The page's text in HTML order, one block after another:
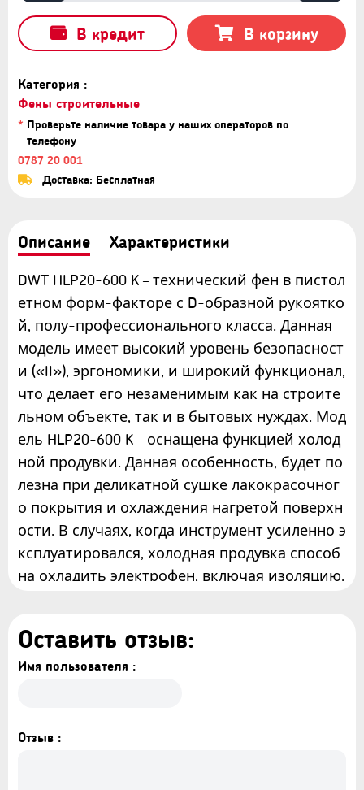
Категория :
Фены строительные
* Проверьте наличие товара у наших операторов по
телефону
0787 20 001
Доставка: Бесплатная
В кредит В корзину
Описание Характеристики
DWT HLP20-600 K – технический фен в пистол
етном форм-факторе с D-образной рукоятко
й, полу-профессионального класса. Данная
модель имеет высокий уровень безопасност
и («II»), эргономики, и широкий функционал,
что делает его незаменимым как на строите
льном объекте, так и в бытовых нуждах. Мод
ель HLP20-600 K – оснащена функцией холод
ной продувки. Данная особенность, будет по
лезна при деликатной сушке лакокрасочног
о покрытия и охлаждения нагретой поверхн
ости. В случаях, когда инструмент усиленно э
ксплуатировался, холодная продувка способ
на охладить электрофен, включая изоляцию.
Оставить отзыв:
Имя пользователя :
Отзыв :